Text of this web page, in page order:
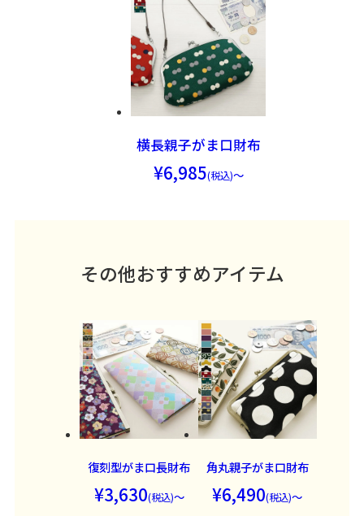
横長親子がま口財布
6,985 ～
その他おすすめアイテム
復刻型がま口長財布
3,630 ～
角丸親子がま口財布
6,490 ～